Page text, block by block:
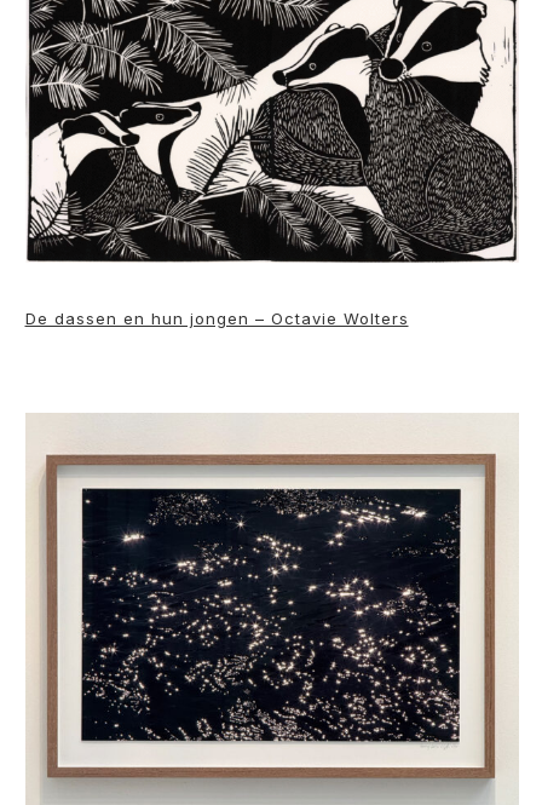
De dassen en hun jongen – Octavie Wolters